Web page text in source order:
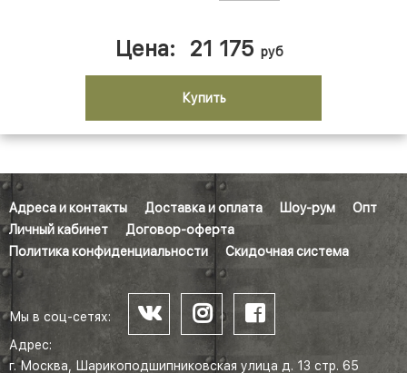
Цена: 21 175 руб
Купить
Адреса и контакты Доставка и оплата Шоу-рум
Опт
Личный кабинет
Договор-оферта
Политика конфиденциальности
Скидочная система
Мы в соц-сетях:
Адрес:
г. Москва, Шарикоподшипниковская улица д. 13 стр. 65